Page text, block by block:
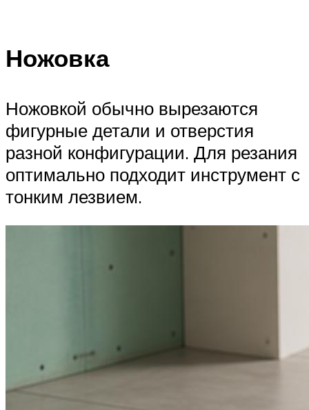
Ножовка
Ножовкой обычно вырезаются
фигурные детали и отверстия
разной конфигурации. Для резания
оптимально подходит инструмент с
тонким лезвием.